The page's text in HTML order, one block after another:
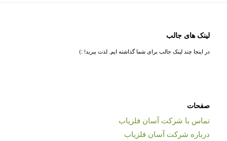
لینک های جالب
در اینجا چند لینک جالب برای شما گذاشته ایم. لذت ببرید! :)
صفحات
تماس با شرکت آسان فلزیاب
درباره شرکت آسان فلزیاب